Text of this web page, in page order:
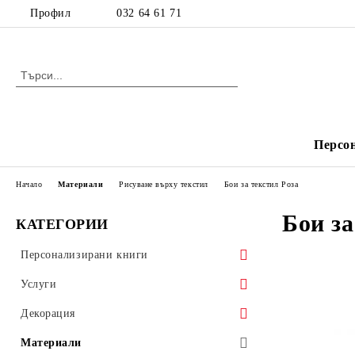
Профил 032 64 61 71
КАТЕГОРИИ
Персонализирани книги
Детски книжки
Издания с рецепти
Услуги
Печат
Фактури и химизирани документи
Декорация
Декорация за деца
Материали
Начало Материали Рисуване върху текстил Бои за текстил Роза
Бои